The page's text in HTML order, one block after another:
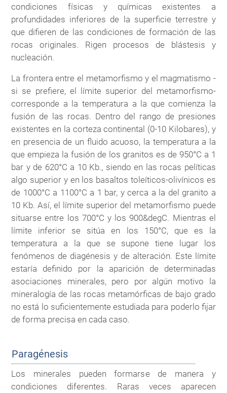
condiciones físicas y químicas existentes a
profundidades inferiores de la superficie terrestre y
que difieren de las condiciones de formación de las
rocas originales. Rigen procesos de blástesis y
nucleación.
La frontera entre el metamorfismo y el magmatismo -
si se prefiere, el límite superior del metamorfismo-
corresponde a la temperatura a la que comienza la
fusión de las rocas. Dentro del rango de presiones
existentes en la corteza continental (0-10 Kilobares), y
en presencia de un fluido acuoso, la temperatura a la
que empieza la fusión de los granitos es de 950°C a 1
bar y de 620°C a 10 Kb., siendo en las rocas pelíticas
algo superior y en los basaltos toleíticos-olivínicos es
de 1000°C a 1100°C a 1 bar, y cerca a la del granito a
10 Kb. Así, el límite superior del metamorfismo puede
situarse entre los 700°C y los 900&degC. Mientras el
límite inferior se sitúa en los 150°C, que es la
temperatura a la que se supone tiene lugar los
fenómenos de diagénesis y de alteración. Este límite
estaría definido por la aparición de determinadas
asociaciones minerales, pero por algún motivo la
mineralogía de las rocas metamórficas de bajo grado
no está lo suficientemente estudiada para poderlo fijar
de forma precisa en cada caso.
Paragénesis
Los minerales pueden formarse de manera y
condiciones diferentes. Raras veces aparecen